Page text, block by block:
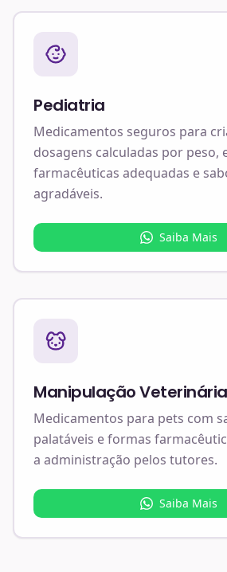
Pediatria
Medicamentos seguros para
dosagens calculadas por peso,
farmacêuticas adequadas e
agradáveis.
Saiba Mais
Manipulação Veterinária
Medicamentos para pets com
palatáveis e formas
a administração pelos tutores.
Saiba Mais